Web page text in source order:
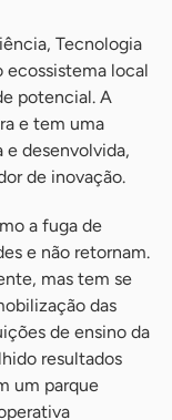
Tecnologia
ecossistema local
potencial. A
e tem uma
desenvolvida,
de inovação.
a fuga de
e não retornam.
mas tem se
das
de ensino da
resultados
um parque